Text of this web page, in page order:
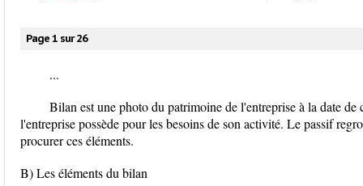
Page 1 sur 26
...
Bilan est une photo du patrimoine de l'entreprise à la date
l'entreprise possède pour les besoins de son activité. Le passif
procurer ces éléments.
B) Les éléments du bilan